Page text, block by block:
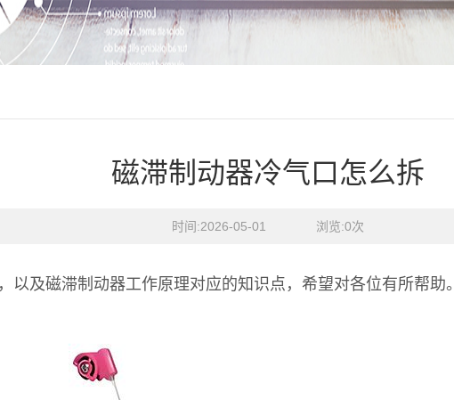
磁滞制动器冷气口怎么拆
时间:2026-05-01    浏览:0次
以及磁滞制动器工作原理对应的知识点，希望对各位有所帮助。